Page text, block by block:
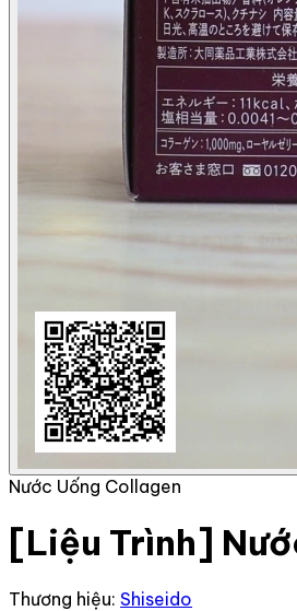
Nước Uống Collagen
[Liệu Trình]
Thương hiệu: Shiseido